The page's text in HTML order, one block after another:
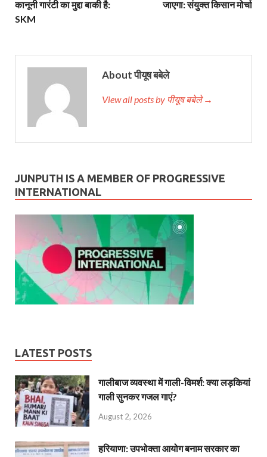
कानूनी गारंटी का मुद्दा बाकी है:
SKM
जाएगा: संयुक्त किसान मोर्चा
About पीयूष बबेले
View all posts by पीयूष बबेले →
JUNPUTH IS A MEMBER OF PROGRESSIVE
INTERNATIONAL
LATEST POSTS
गालीबाज व्‍यवस्‍था में गाली-विमर्श: क्या लड़कियां
गाली सुनकर गजल गाएं?
August 2, 2026
हरियाणा: उपभोक्ता आयोग बनाम सरकार का